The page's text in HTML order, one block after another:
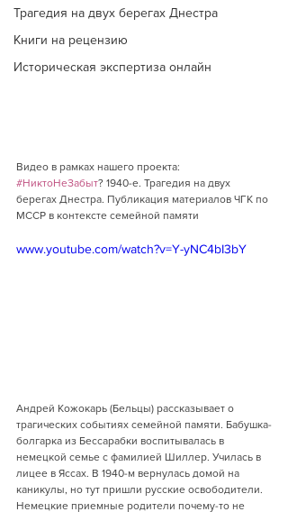
Трагедия на двух берегах Днестра
Книги на рецензию
Историческая экспертиза онлайн
Видео в рамках нашего проекта:
#НиктоНеЗабыт? 1940-е. Трагедия на двух
берегах Днестра. Публикация материалов ЧГК по
МССР в контексте семейной памяти
www.youtube.com/watch?v=Y-yNC4bI3bY
Андрей Кожокарь (Бельцы) рассказывает о
трагических событиях семейной памяти. Бабушка-
болгарка из Бессарабки воспитывалась в
немецкой семье с фамилией Шиллер. Училась в
лицее в Яссах. В 1940-м вернулась домой на
каникулы, но тут пришли русские освободители.
Немецкие приемные родители почему-то не